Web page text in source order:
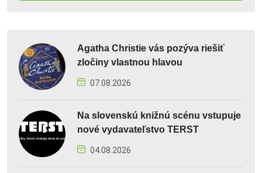
Agatha Christie vás pozýva riešiť
zločiny vlastnou hlavou
07.08.2026
Na slovenskú knižnú scénu vstupuje
nové vydavateľstvo TERST
04.08.2026